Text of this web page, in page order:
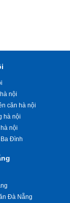
nội
căn hà nội
hà nội
nội
Đình
Đà Nẵng